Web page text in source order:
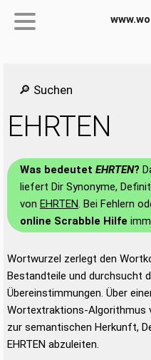
🔎 Suchen
EHRTEN
Was bedeutet EHRTEN?
liefert Dir Synonyme,
von EHRTEN. Bei Fehlern
online Scrabble Hilfe
Wortwurzel zerlegt den
Bestandteile und durchsucht
Übereinstimmungen. Über
Wortextraktions-Algorithmus
zur semantischen Herkunft,
EHRTEN abzuleiten.